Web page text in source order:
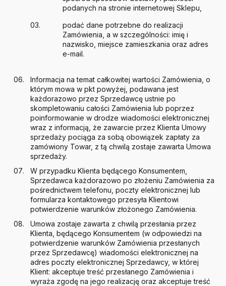
podanych na stronie internetowej Sklepu,
podać dane potrzebne do realizacji
Zamówienia, a w szczególności: imię i
nazwisko, miejsce zamieszkania oraz adres
e-mail.
Informacja na temat całkowitej wartości Zamówienia, o
którym mowa w pkt powyżej, podawana jest
każdorazowo przez Sprzedawcę ustnie po
skompletowaniu całości Zamówienia lub poprzez
poinformowanie w drodze wiadomości elektronicznej
wraz z informacją, że zawarcie przez Klienta Umowy
sprzedaży pociąga za sobą obowiązek zapłaty za
zamówiony Towar, z tą chwilą zostaje zawarta Umowa
sprzedaży.
W przypadku Klienta będącego Konsumentem,
Sprzedawca każdorazowo po złożeniu Zamówienia za
pośrednictwem telefonu, poczty elektronicznej lub
formularza kontaktowego przesyła Klientowi
potwierdzenie warunków złożonego Zamówienia.
Umowa zostaje zawarta z chwilą przesłania przez
Klienta, będącego Konsumentem (w odpowiedzi na
potwierdzenie warunków Zamówienia przesłanych
przez Sprzedawcę) wiadomości elektronicznej na
adres poczty elektronicznej Sprzedawcy, w której
Klient: akceptuje treść przesłanego Zamówienia i
wyraża zgodę na jego realizację oraz akceptuje treść